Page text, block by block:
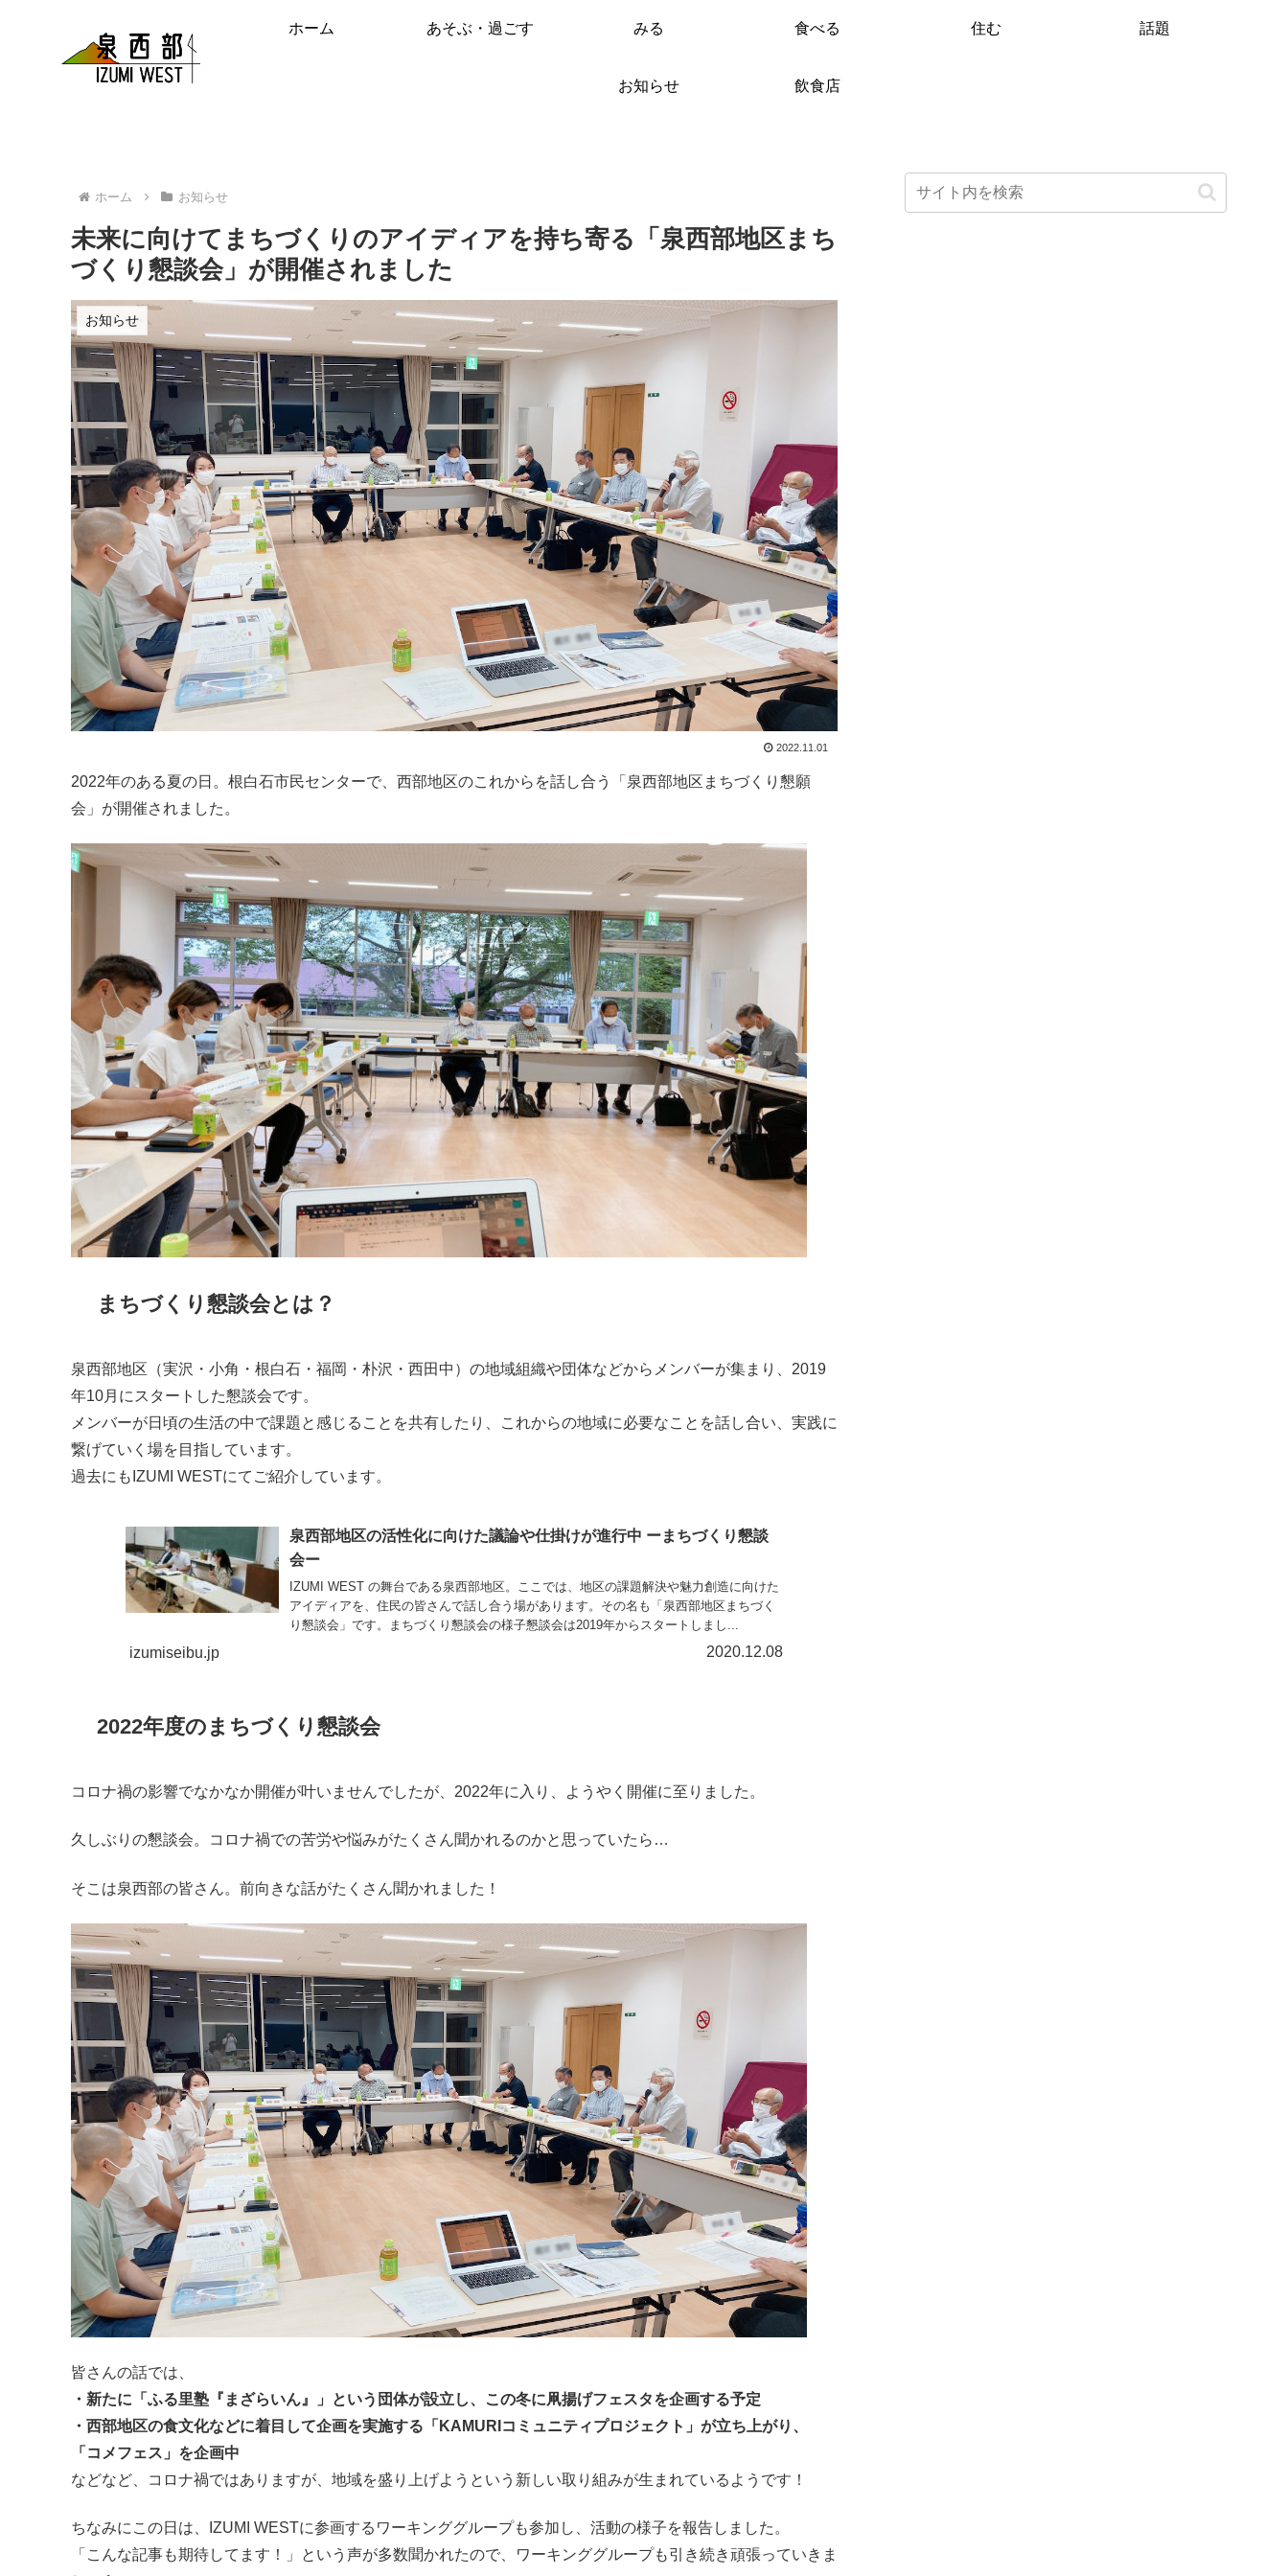
ホーム あそぶ・過ごす みる 食べる 住む 話題
お知らせ 飲食店
ホーム お知らせ
未来に向けてまちづくりのアイディアを持ち寄る「泉西部地区まち
づくり懇談会」が開催されました
お知らせ
2022.11.01
2022年のある夏の日。根白石市民センターで、西部地区のこれからを話し合う「泉西部地区まちづくり懇願
会」が開催されました。
まちづくり懇談会とは？
泉西部地区（実沢・小角・根白石・福岡・朴沢・西田中）の地域組織や団体などからメンバーが集まり、2019
年10月にスタートした懇談会です。
メンバーが日頃の生活の中で課題と感じることを共有したり、これからの地域に必要なことを話し合い、実践に
繋げていく場を目指しています。
過去にもIZUMI WESTにてご紹介しています。
泉西部地区の活性化に向けた議論や仕掛けが進行中 ーまちづくり懇談
会ー
IZUMI WEST の舞台である泉西部地区。ここでは、地区の課題解決や魅力創造に向けた
アイディアを、住民の皆さんで話し合う場があります。その名も「泉西部地区まちづく
り懇談会」です。まちづくり懇談会の様子懇談会は2019年からスタートしまし...
izumiseibu.jp 2020.12.08
2022年度のまちづくり懇談会
コロナ禍の影響でなかなか開催が叶いませんでしたが、2022年に入り、ようやく開催に至りました。
久しぶりの懇談会。コロナ禍での苦労や悩みがたくさん聞かれるのかと思っていたら…
そこは泉西部の皆さん。前向きな話がたくさん聞かれました！
皆さんの話では、
・新たに「ふる里塾『まざらいん』」という団体が設立し、この冬に凧揚げフェスタを企画する予定
・西部地区の食文化などに着目して企画を実施する「KAMURIコミュニティプロジェクト」が立ち上がり、
「コメフェス」を企画中
などなど、コロナ禍ではありますが、地域を盛り上げようという新しい取り組みが生まれているようです！
ちなみにこの日は、IZUMI WESTに参画するワーキンググループも参加し、活動の様子を報告しました。
「こんな記事も期待してます！」という声が多数聞かれたので、ワーキンググループも引き続き頑張っていきま